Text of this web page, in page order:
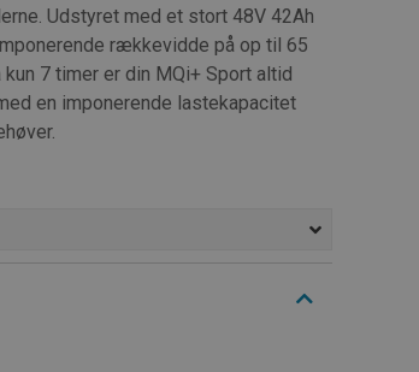
Udstyret med et stort 48V 42Ah
rækkevidde på op til 65
7 timer er din MQi+ Sport altid
en imponerende lastekapacitet